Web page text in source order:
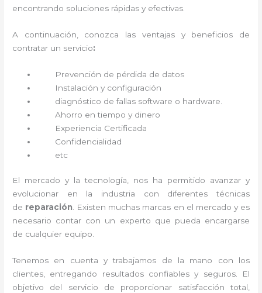
encontrando soluciones rápidas y efectivas.
A continuación, conozca las ventajas y beneficios de
contratar un servicio:
Prevención de pérdida de datos
Instalación y configuración
diagnóstico de fallas software o hardware
Ahorro en tiempo y dinero
Experiencia Certificada
Confidencialidad
etc
El mercado y la tecnología, nos ha permitido avanzar y
evolucionar en la industria con diferentes técnicas
de reparación. Existen muchas marcas en el mercado y es
necesario contar con un experto que pueda encargarse
de cualquier equipo.
Tenemos en cuenta y trabajamos de la mano con los
clientes, entregando resultados confiables y seguros. El
objetivo del servicio de proporcionar satisfacción total,